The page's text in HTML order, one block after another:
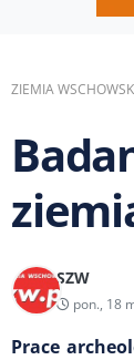
ZIEMIA
SZW
pon., 18
Prace